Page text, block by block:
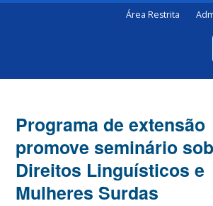
Área Restrita
Programa de extensão
promove seminário
Direitos Linguísticos e
Mulheres Surdas